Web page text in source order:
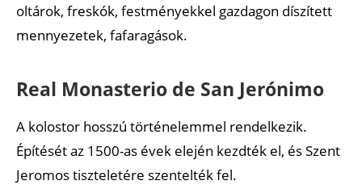
oltárok, freskók, festményekkel gazdagon díszített
mennyezetek, fafaragások.
Real Monasterio de San Jerónimo
A kolostor hosszú történelemmel rendelkezik.
Építését az 1500-as évek elején kezdték el, és Szent
Jeromos tiszteletére szentelték fel.